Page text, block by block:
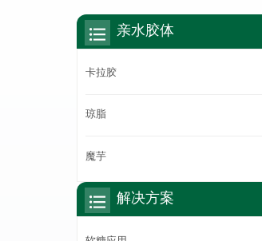
亲水胶体
卡拉胶
琼脂
魔芋
解决方案